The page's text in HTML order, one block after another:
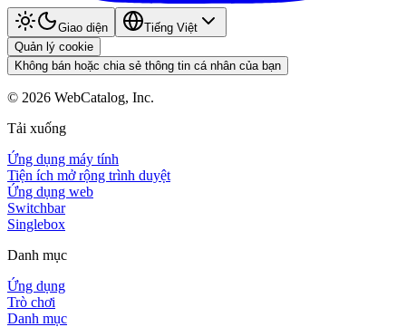
Giao diện
Tiếng Việt
Quản lý cookie
Không bán hoặc chia sẻ thông tin cá nhân của bạn
© 2026 WebCatalog, Inc.
Tải xuống
Ứng dụng máy tính
Tiện ích mở rộng trình duyệt
Ứng dụng web
Switchbar
Singlebox
Danh mục
Ứng dụng
Trò chơi
Danh mục